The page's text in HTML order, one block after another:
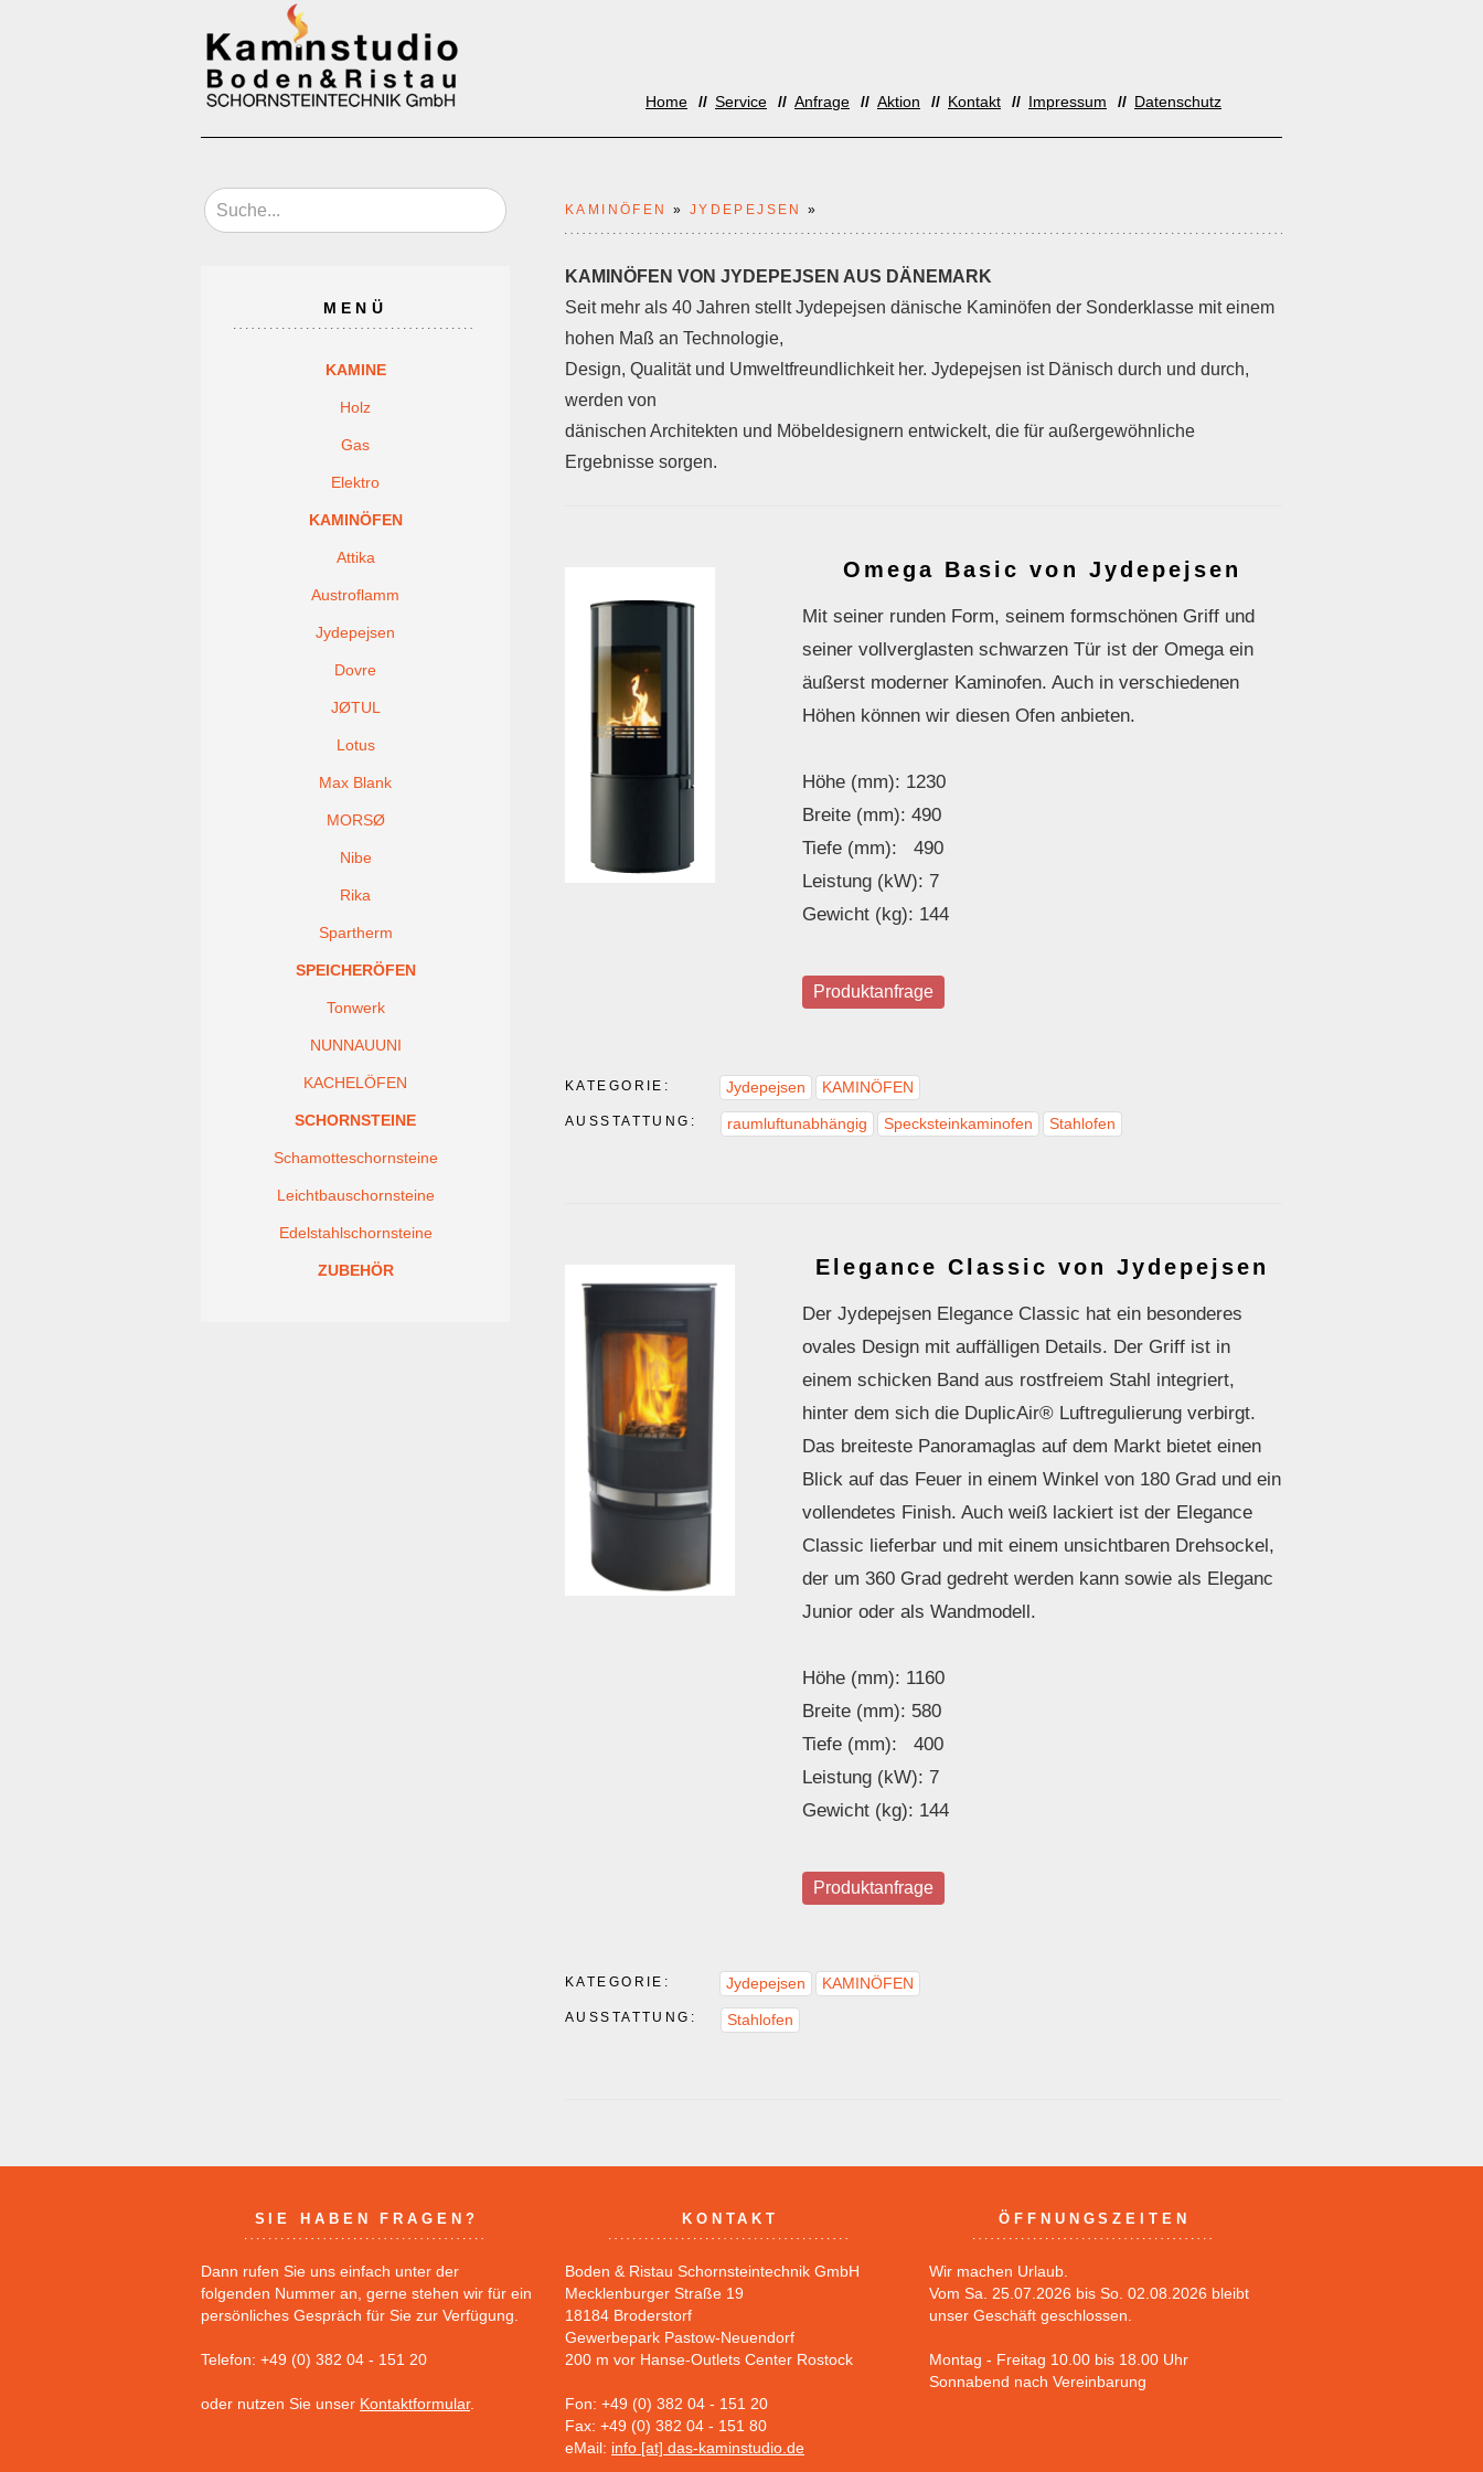
Home Service Anfrage Aktion Kontakt Impressum Datenschutz
KAMINÖFEN » JYDEPEJSEN »
KAMINÖFEN VON JYDEPEJSEN AUS DÄNEMARK
Seit mehr als 40 Jahren stellt Jydepejsen dänische Kaminöfen der Sonderklasse mit einem
hohen Maß an Technologie,
Design, Qualität und Umweltfreundlichkeit her. Jydepejsen ist Dänisch durch und durch,
werden von
dänischen Architekten und Möbeldesignern entwickelt, die für außergewöhnliche
Ergebnisse sorgen.
Omega Basic von Jydepejsen
Mit seiner runden Form, seinem formschönen Griff und
seiner vollverglasten schwarzen Tür ist der Omega ein
äußerst moderner Kaminofen. Auch in verschiedenen
Höhen können wir diesen Ofen anbieten.
Höhe (mm): 1230
Breite (mm): 490
Tiefe (mm): 490
Leistung (kW): 7
Gewicht (kg): 144
Produktanfrage
KATEGORIE: Jydepejsen KAMINÖFEN
AUSSTATTUNG: raumluftunabhängig Specksteinkaminofen Stahlofen
Elegance Classic von Jydepejsen
Der Jydepejsen Elegance Classic hat ein besonderes
ovales Design mit auffälligen Details. Der Griff ist in
einem schicken Band aus rostfreiem Stahl integriert,
hinter dem sich die DuplicAir® Luftregulierung verbirgt.
Das breiteste Panoramaglas auf dem Markt bietet einen
Blick auf das Feuer in einem Winkel von 180 Grad und ein
vollendetes Finish. Auch weiß lackiert ist der Elegance
Classic lieferbar und mit einem unsichtbaren Drehsockel,
der um 360 Grad gedreht werden kann sowie als Eleganc
Junior oder als Wandmodell.
Höhe (mm): 1160
Breite (mm): 580
Tiefe (mm): 400
Leistung (kW): 7
Gewicht (kg): 144
Produktanfrage
KATEGORIE: Jydepejsen KAMINÖFEN
AUSSTATTUNG: Stahlofen
MENÜ
KAMINE
Holz
Gas
Elektro
KAMINÖFEN
Attika
Austroflamm
Jydepejsen
Dovre
JØTUL
Lotus
Max Blank
MORSØ
Nibe
Rika
Spartherm
SPEICHERÖFEN
Tonwerk
NUNNAUUNI
KACHELÖFEN
SCHORNSTEINE
Schamotteschornsteine
Leichtbauschornsteine
Edelstahlschornsteine
ZUBEHÖR
SIE HABEN FRAGEN?
Dann rufen Sie uns einfach unter der
folgenden Nummer an, gerne stehen wir für ein
persönliches Gespräch für Sie zur Verfügung.
Telefon: +49 (0) 382 04 - 151 20
oder nutzen Sie unser Kontaktformular.
KONTAKT
Boden & Ristau Schornsteintechnik GmbH
Mecklenburger Straße 19
18184 Broderstorf
Gewerbepark Pastow-Neuendorf
200 m vor Hanse-Outlets Center Rostock
Fon: +49 (0) 382 04 - 151 20
Fax: +49 (0) 382 04 - 151 80
eMail: info [at] das-kaminstudio.de
ÖFFNUNGSZEITEN
Wir machen Urlaub.
Vom Sa. 25.07.2026 bis So. 02.08.2026 bleibt
unser Geschäft geschlossen.
Montag - Freitag 10.00 bis 18.00 Uhr
Sonnabend nach Vereinbarung